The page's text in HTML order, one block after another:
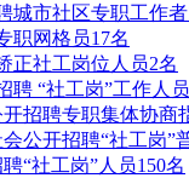
城市社区专职工作者
职网格员17名
正社工岗位人员2名
聘 “社工岗”工作人
招聘专职集体协商
公开招聘“社工岗”
“社工岗”人员150名